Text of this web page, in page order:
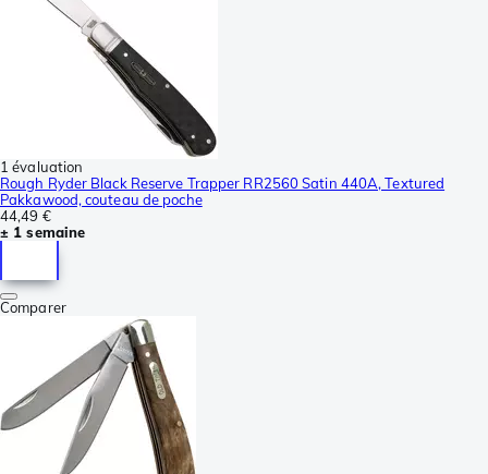
1 évaluation
Rough Ryder Black Reserve Trapper RR2560 Satin 440A, Textured
Pakkawood, couteau de poche
44,49 €
± 1 semaine
Comparer